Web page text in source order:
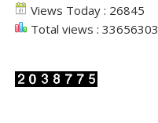
Views Today : 26845
Total views : 33656303